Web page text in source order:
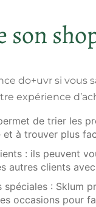
son
do+uvr si vous
expérience
de trier les
à trouver plus
: ils peuvent
autres clients
spéciales : Sklum
occasions pour